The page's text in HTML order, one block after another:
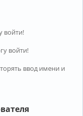
войти!
войти!
ввод имени и